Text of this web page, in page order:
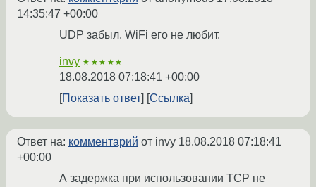
14:35:47 +00:00
UDP забыл. WiFi его не любит.
invy ★★★★★
18.08.2018 07:18:41 +00:00
Показать ответ
Ссылка
Ответ на: комментарий от invy 18.08.2018 07:18:41
+00:00
А задержка при использовании TCP не